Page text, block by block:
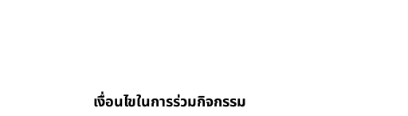
เงื่อนไขในการร่วมกิจกรรม